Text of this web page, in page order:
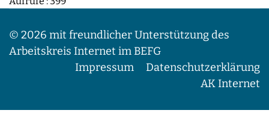
© 2026 mit freundlicher Unterstützung des
Arbeitskreis Internet im BEFG
Impressum
Datenschutzerklärung
AK Internet